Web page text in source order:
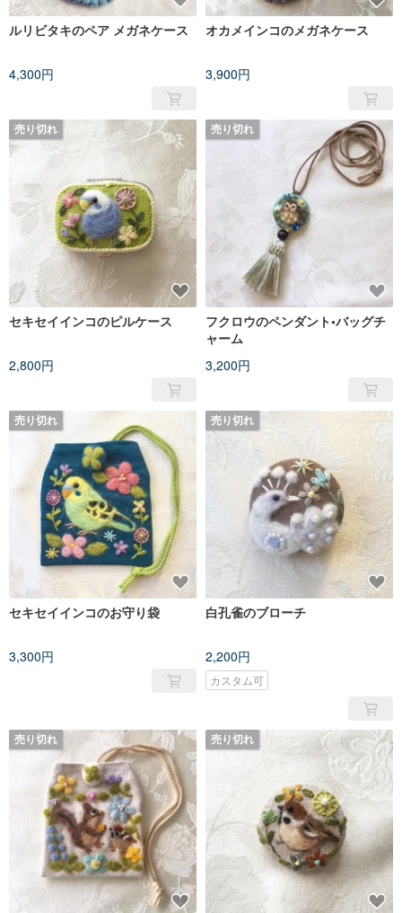
ルリビタキのペア メガネケース
4,300円
オカメインコのメガネケース
3,900円
売り切れ
セキセイインコのピルケース
2,800円
売り切れ
フクロウのペンダント•バッグチ
ャーム
3,200円
売り切れ
セキセイインコのお守り袋
3,300円
売り切れ
白孔雀のブローチ
2,200円
カスタム可
売り切れ 売り切れ